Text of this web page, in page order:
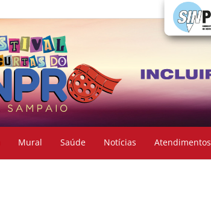
Mural Saúde Notícias Atendimentos